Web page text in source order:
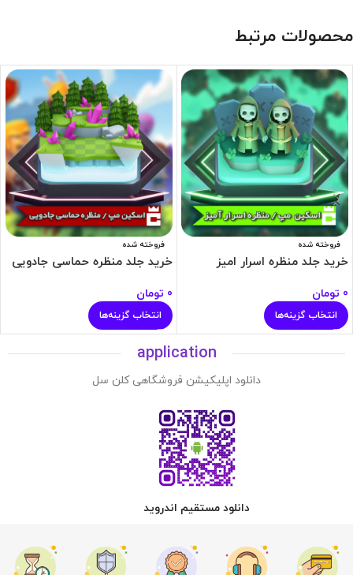
محصولات مرتبط
فروخته شده
خرید جلد منظره اسرار امیز
0 تومان
انتخاب گزینه‌ها
فروخته شده
خرید جلد منظره حماسی جادویی
0 تومان
انتخاب گزینه‌ها
application
دانلود اپلیکیشن فروشگاهی کلن سل
دانلود مستقیم اندروید